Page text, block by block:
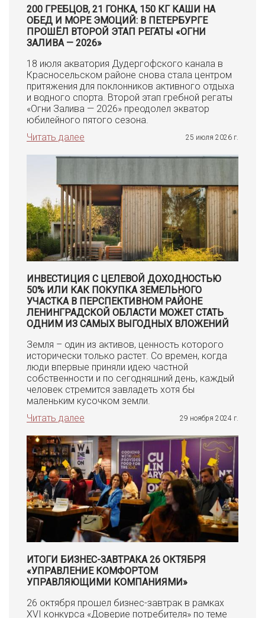
200 ГРЕБЦОВ, 21 ГОНКА, 150 КГ КАШИ НА
ОБЕД И МОРЕ ЭМОЦИЙ: В ПЕТЕРБУРГЕ
ПРОШЁЛ ВТОРОЙ ЭТАП РЕГАТЫ «ОГНИ
ЗАЛИВА — 2026»
18 июля акватория Дудергофского канала в
Красносельском районе снова стала центром
притяжения для поклонников активного отдыха
и водного спорта. Второй этап гребной регаты
«Огни Залива — 2026» преодолел экватор
юбилейного пятого сезона.
Читать далее
25 июля 2026 г.
ИНВЕСТИЦИЯ С ЦЕЛЕВОЙ ДОХОДНОСТЬЮ
50% ИЛИ КАК ПОКУПКА ЗЕМЕЛЬНОГО
УЧАСТКА В ПЕРСПЕКТИВНОМ РАЙОНЕ
ЛЕНИНГРАДСКОЙ ОБЛАСТИ МОЖЕТ СТАТЬ
ОДНИМ ИЗ САМЫХ ВЫГОДНЫХ ВЛОЖЕНИЙ
Земля – один из активов, ценность которого
исторически только растет. Со времен, когда
люди впервые приняли идею частной
собственности и по сегодняшний день, каждый
человек стремится завладеть хотя бы
маленьким кусочком земли.
Читать далее
29 ноября 2024 г.
ИТОГИ БИЗНЕС-ЗАВТРАКА 26 ОКТЯБРЯ
«УПРАВЛЕНИЕ КОМФОРТОМ
УПРАВЛЯЮЩИМИ КОМПАНИЯМИ»
26 октября прошел бизнес-завтрак в рамках
XVI конкурса «Доверие потребителя» по теме